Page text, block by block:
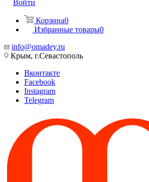
Войти
Корзина0
Избранные товары0
info@omadey.ru
Крым, г.Севастополь
Вконтакте
Facebook
Instagram
Telegram